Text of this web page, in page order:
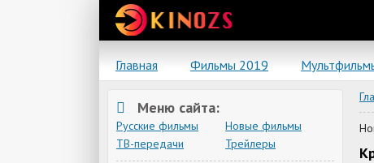
Главная Фильмы 2019
Меню сайта:
Русские фильмы
Новые фильмы
ТВ-передачи
Трейлеры